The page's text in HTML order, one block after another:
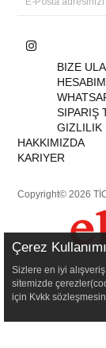
BIZE
HESABIM
SIPARIŞ
GIZLILIK
HAKKIMIZDA
KARIYER
Copyright© 2026
Çerez Kullanımı
Sizlere en iyi
sitemizde
için Kvkk